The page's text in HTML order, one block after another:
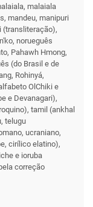
malaiala
mandeu, manipuri
(transliteração),
norueguês
Pahawh Hmong,
(do Brasil e de
Rohinyá,
OlChiki e
e Devanagari),
tamil (ankhal
telugu
ucraniano,
cirílico elatino),
e ioruba
correção